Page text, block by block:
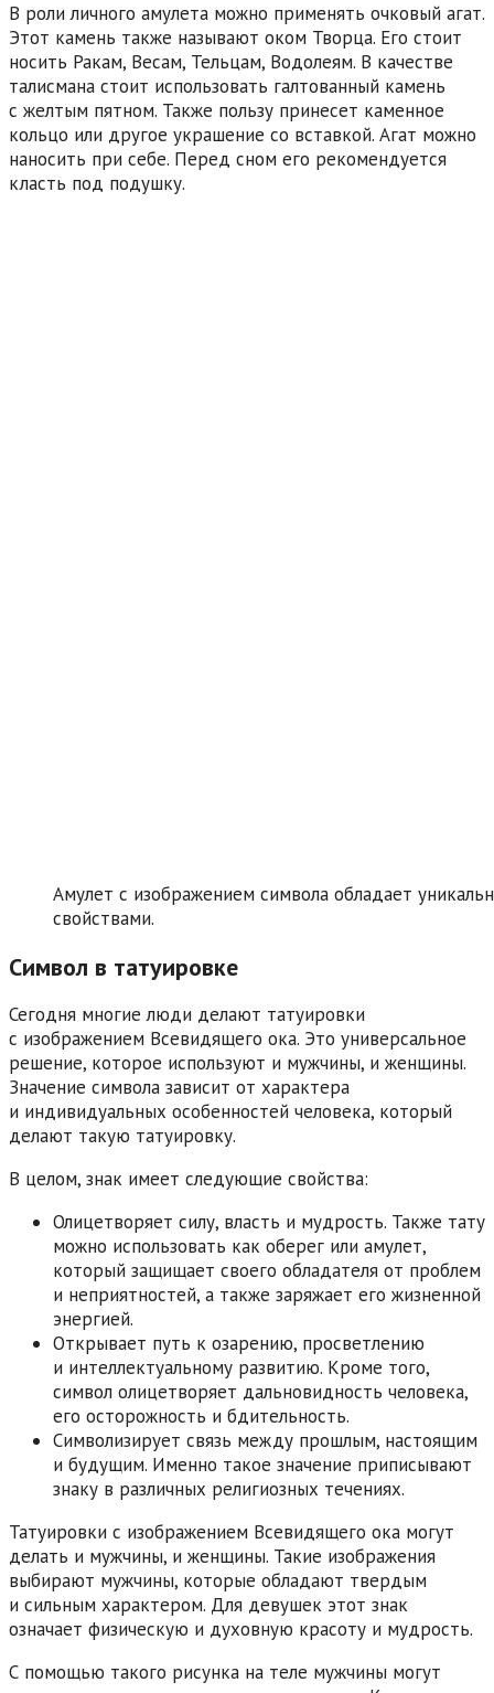
В роли личного амулета можно применять очковый агат.
Этот камень также называют оком Творца. Его стоит
носить Ракам, Весам, Тельцам, Водолеям. В качестве
талисмана стоит использовать галтованный камень
с желтым пятном. Также пользу принесет каменное
кольцо или другое украшение со вставкой. Агат можно
наносить при себе. Перед сном его рекомендуется
класть под подушку.
Амулет с изображением символа обладает
свойствами.
Символ в татуировке
Сегодня многие люди делают татуировки
с изображением Всевидящего ока. Это универсальное
решение, которое используют и мужчины, и женщины.
Значение символа зависит от характера
и индивидуальных особенностей человека, который
делают такую татуировку.
В целом, знак имеет следующие свойства:
Олицетворяет силу, власть и мудрость. Также тату
можно использовать как оберег или амулет,
который защищает своего обладателя от проблем
и неприятностей, а также заряжает его жизненной
энергией.
Открывает путь к озарению, просветлению
и интеллектуальному развитию. Кроме того,
символ олицетворяет дальновидность человека,
его осторожность и бдительность.
Символизирует связь между прошлым, настоящим
и будущим. Именно такое значение приписывают
знаку в различных религиозных течениях.
Татуировки с изображением Всевидящего ока могут
делать и мужчины, и женщины. Такие изображения
выбирают мужчины, которые обладают твердым
и сильным характером. Для девушек этот знак
означает физическую и духовную красоту и мудрость.
С помощью такого рисунка на теле мужчины могут